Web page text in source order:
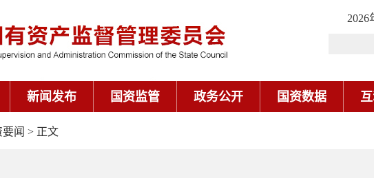
2026
新闻发布 国资监管 政务公开 国资数据
要闻 > 正文